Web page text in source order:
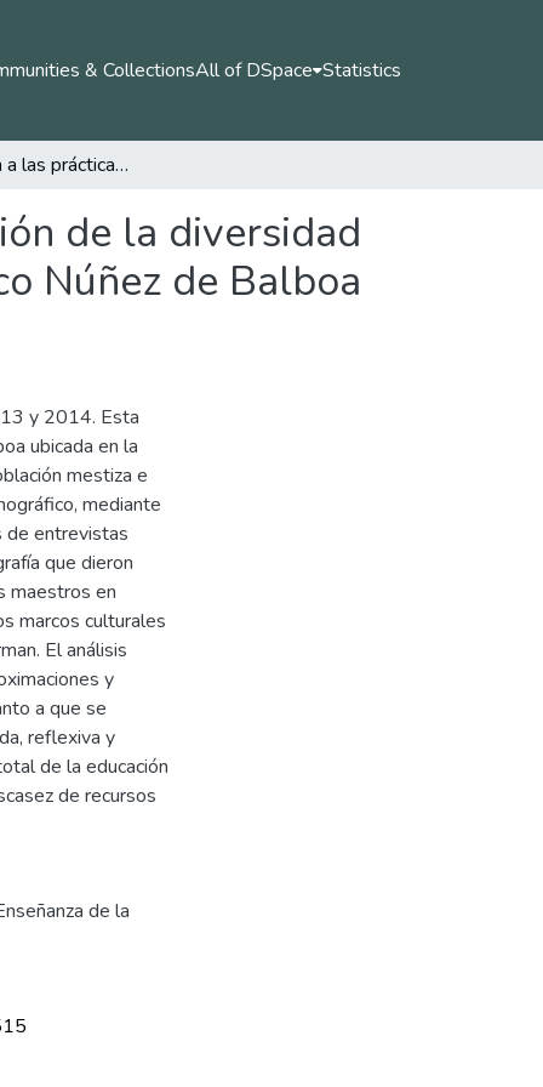
& CollectionsAll of DSpace Statistics
Aproximación a las prácticas pedagógicas en atención de la diversidad en los procesos de lectura y escritura en la I.E. Vasco Núñez de Balboa (Cauca)
de la diversidad
Núñez de Balboa
y 2014. Esta
ubicada en la
mestiza e
mediante
de entrevistas
que dieron
maestros en
marcos culturales
El análisis
y
a que se
reflexiva y
de la educación
de recursos
de la